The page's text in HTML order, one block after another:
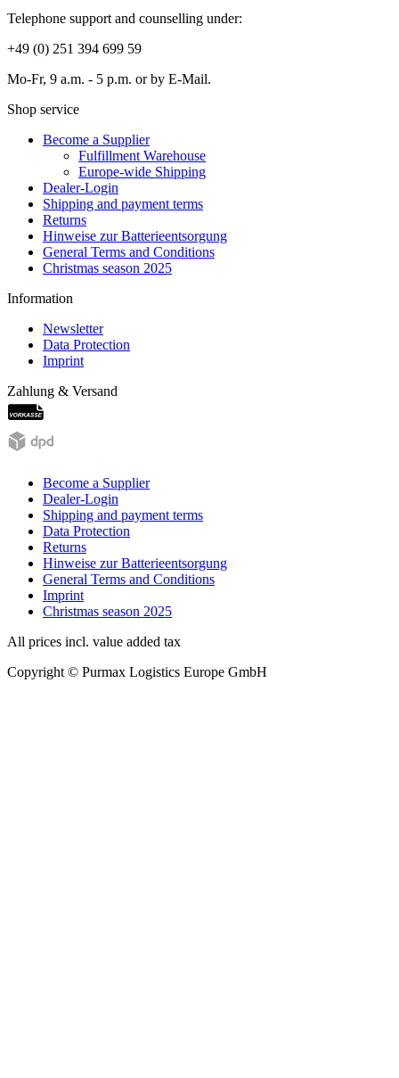
Telephone support and counselling under:
+49 (0) 251 394 699 59
Mo-Fr, 9 a.m. - 5 p.m. or by E-Mail.
Shop service
Become a Supplier
Fulfillment Warehouse
Europe-wide Shipping
Dealer-Login
Shipping and payment terms
Returns
Hinweise zur Batterieentsorgung
General Terms and Conditions
Christmas season 2025
Information
Newsletter
Data Protection
Imprint
Zahlung & Versand
Become a Supplier
Dealer-Login
Shipping and payment terms
Data Protection
Returns
Hinweise zur Batterieentsorgung
General Terms and Conditions
Imprint
Christmas season 2025
All prices incl. value added tax
Copyright © Purmax Logistics Europe GmbH